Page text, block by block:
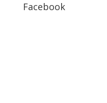
Facebook